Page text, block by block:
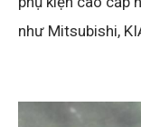
như Mitsubishi,